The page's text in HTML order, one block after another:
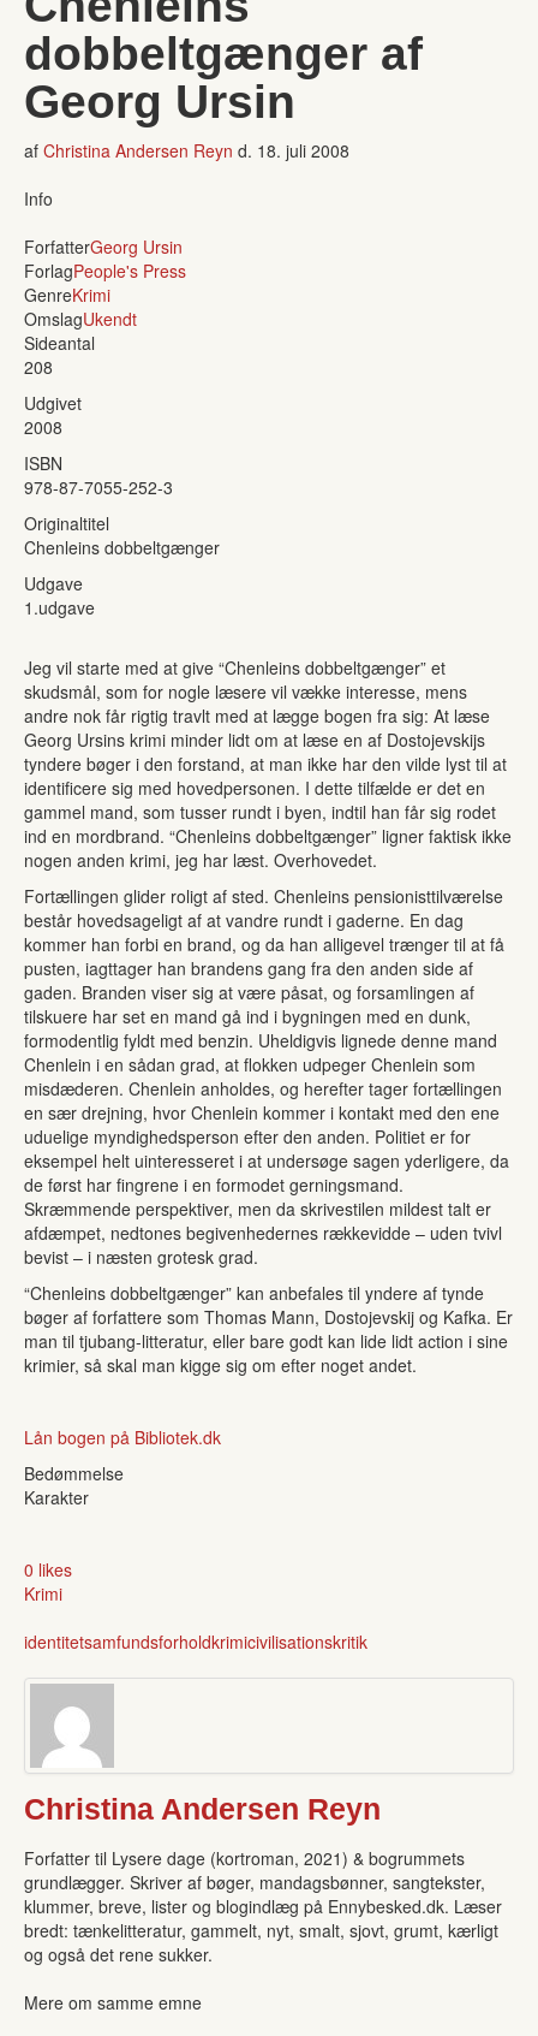
dobbeltgænger af
Georg Ursin
af Christina Andersen Reyn d. 18. juli 2008
Info
ForfatterGeorg Ursin
ForlagPeople's Press
GenreKrimi
OmslagUkendt
Sideantal
208
Udgivet
2008
ISBN
978-87-7055-252-3
Originaltitel
Chenleins dobbeltgænger
Udgave
1.udgave
Jeg vil starte med at give “Chenleins dobbeltgænger” et
skudsmål, som for nogle læsere vil vække interesse, mens
andre nok får rigtig travlt med at lægge bogen fra sig: At læse
Georg Ursins krimi minder lidt om at læse en af Dostojevskijs
tyndere bøger i den forstand, at man ikke har den vilde lyst til at
identificere sig med hovedpersonen. I dette tilfælde er det en
gammel mand, som tusser rundt i byen, indtil han får sig rodet
ind en mordbrand. “Chenleins dobbeltgænger” ligner faktisk ikke
nogen anden krimi, jeg har læst. Overhovedet.
Fortællingen glider roligt af sted. Chenleins pensionisttilværelse
består hovedsageligt af at vandre rundt i gaderne. En dag
kommer han forbi en brand, og da han alligevel trænger til at få
pusten, iagttager han brandens gang fra den anden side af
gaden. Branden viser sig at være påsat, og forsamlingen af
tilskuere har set en mand gå ind i bygningen med en dunk,
formodentlig fyldt med benzin. Uheldigvis lignede denne mand
Chenlein i en sådan grad, at flokken udpeger Chenlein som
misdæderen. Chenlein anholdes, og herefter tager fortællingen
en sær drejning, hvor Chenlein kommer i kontakt med den ene
uduelige myndighedsperson efter den anden. Politiet er for
eksempel helt uinteresseret i at undersøge sagen yderligere, da
de først har fingrene i en formodet gerningsmand.
Skræmmende perspektiver, men da skrivestilen mildest talt er
afdæmpet, nedtones begivenhedernes rækkevidde – uden tvivl
bevist – i næsten grotesk grad.
“Chenleins dobbeltgænger” kan anbefales til yndere af tynde
bøger af forfattere som Thomas Mann, Dostojevskij og Kafka. Er
man til tjubang-litteratur, eller bare godt kan lide lidt action i sine
krimier, så skal man kigge sig om efter noget andet.
Lån bogen på Bibliotek.dk
Bedømmelse
Karakter
0 likes
Krimi
identitetsamfundsforholdkrimicivilisationskritik
Christina Andersen Reyn
Forfatter til Lysere dage (kortroman, 2021) & bogrummets
grundlægger. Skriver af bøger, mandagsbønner, sangtekster,
klummer, breve, lister og blogindlæg på Ennybesked.dk. Læser
bredt: tænkelitteratur, gammelt, nyt, smalt, sjovt, grumt, kærligt
og også det rene sukker.
Mere om samme emne